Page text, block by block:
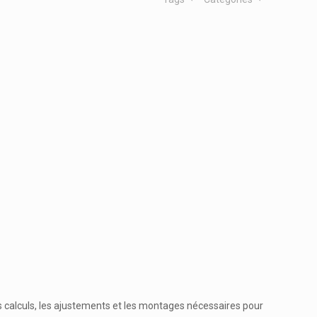
les ajustements et les montages nécessaires pour